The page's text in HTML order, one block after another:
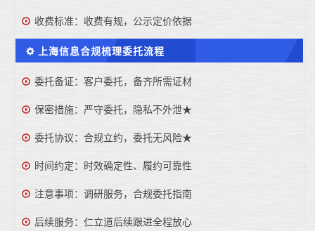
收费标准：收费有规，公示定价依据
上海信息合规梳理委托流程
委托备证：客户委托，备齐所需证材
保密措施：严守委托，隐私不外泄★
委托协议：合规立约，委托无风险★
时间约定：时效确定性、履约可靠性
注意事项：调研服务，合规委托指南
后续服务：仁立道后续跟进全程放心